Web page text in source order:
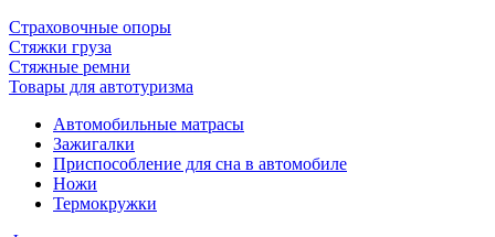
Страховочные опоры
Стяжки груза
Стяжные ремни
Товары для автотуризма
Автомобильные матрасы
Зажигалки
Приспособление для сна в автомобиле
Ножи
Термокружки